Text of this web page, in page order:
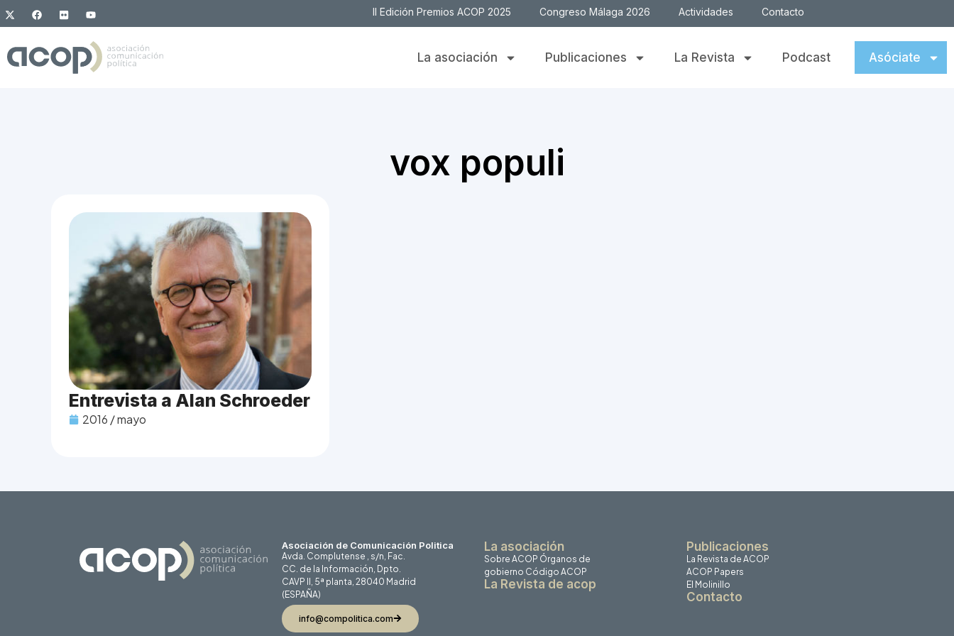
II Edición Premios ACOP 2025 Congreso Málaga 2026 Actividades Contacto
La asociación Publicaciones La Revista Podcast Asóciate
vox populi
Entrevista a Alan Schroeder
2016 / mayo
Asociación de Comunicación Politica
Avda. Complutense , s/n, Fac.
CC. de la Información, Dpto.
CAVP II, 5ª planta, 28040 Madrid
(ESPAÑA)
info@compolitica.com
La asociación
Sobre ACOP Órganos de
gobierno Código ACOP
La Revista de acop
Publicaciones
La Revista de ACOP
ACOP Papers
El Molinillo
Contacto